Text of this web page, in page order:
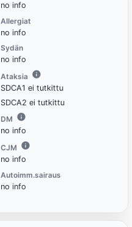
no info
Allergiat
no info
Sydän
no info
Ataksia
SDCA1 ei tutkittu
SDCA2 ei tutkittu
DM
no info
CJM
no info
Autoimm.sairaus
no info